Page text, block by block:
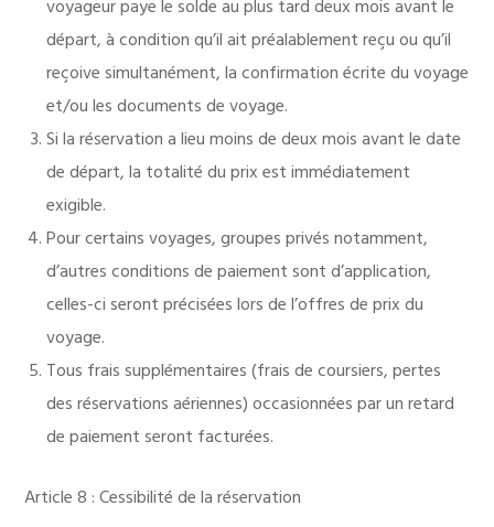
voyageur paye le solde au plus tard deux mois avant le
départ, à condition qu’il ait préalablement reçu ou qu’il
reçoive simultanément, la confirmation écrite du voyage
et/ou les documents de voyage.
Si la réservation a lieu moins de deux mois avant le date
de départ, la totalité du prix est immédiatement
exigible.
Pour certains voyages, groupes privés notamment,
d’autres conditions de paiement sont d’application,
celles-ci seront précisées lors de l’offres de prix du
voyage.
Tous frais supplémentaires (frais de coursiers, pertes
des réservations aériennes) occasionnées par un retard
de paiement seront facturées.
Article 8 : Cessibilité de la réservation